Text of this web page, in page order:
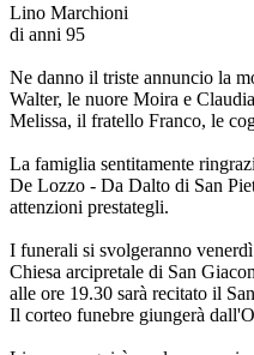
Lino Marchioni
di anni 95
Ne danno il triste annuncio la
Walter, le nuore Moira e
Melissa, il fratello Franco, le
La famiglia sentitamente
De Lozzo - Da Dalto di San
attenzioni prestategli.
I funerali si svolgeranno
Chiesa arcipretale di San
alle ore 19.30 sarà recitato il
Il corteo funebre giungerà